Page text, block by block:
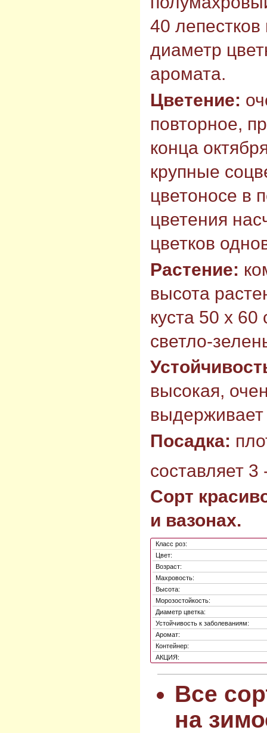
40
диаметр
аромата.
Цветение:
повторное,
конца
крупные
цветоносе в
цветения
цветков
Растение:
высота
куста 50 х
светло-
высокая,
выдерживает
Посадка:
составляет
Сорт
и вазонах.
Класс роз:
Цвет:
Возраст:
Махровость:
Высота:
Морозостойкость:
Диаметр цветка:
Устойчивость к заболеваниям:
Аромат:
Контейнер:
АКЦИЯ:
Все
на